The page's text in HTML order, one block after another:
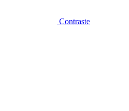
Contraste